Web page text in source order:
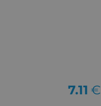
7.11 €